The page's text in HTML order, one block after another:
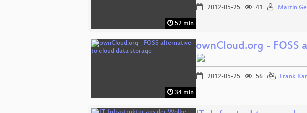
52 min
2012-05-25 41 Martin
34 min
ownCloud.org - FOSS
2012-05-25 56 Frank